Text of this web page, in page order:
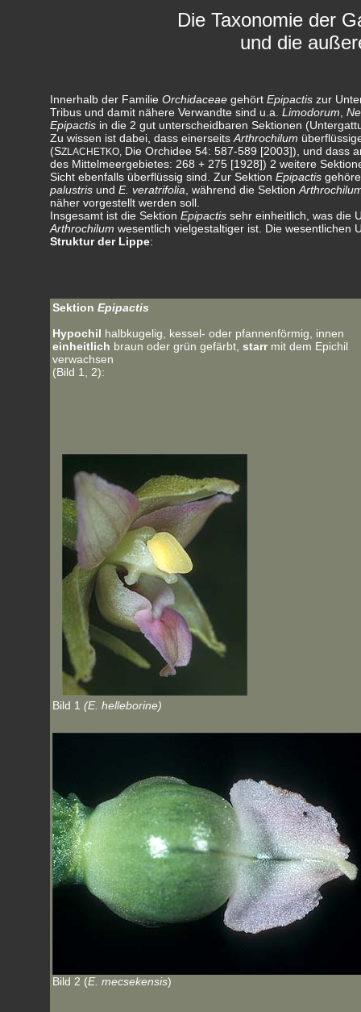
Die Taxonomie der
und die
Innerhalb der Familie Orchidaceae gehört Epipactiszur
Tribus und damit nähere Verwandte sind u.a. Limodorum
Epipactisin die 2 gut unterscheidbaren Sektionen
Zu wissen ist dabei, dass einerseits Arthrochilum
(SZLACHETKO, Die Orchidee 54: 587-589 [2003]), und dass
des Mittelmeergebietes: 268 + 275 [1928]) 2 weitere
Sicht ebenfalls überflüssig sind. Zur Sektion Epipactis
palustrisund E. veratrifolia , während die Sektion
näher vorgestellt werden soll.
Insgesamt ist die Sektion Epipactissehr einheitlich, was die
Arthrochilum wesentlich vielgestaltiger ist. Die wesentlichen
Struktur der Lippe:
Sektion Epipactis
Hypochil halbkugelig, kessel- oder pfannenförmig, innen
einheitlich braun oder grün gefärbt, starrmit dem Epichil
verwachsen
(Bild 1, 2):
Bild 1 (E. helleborine)
Bild 2 (E. mecsekensis)